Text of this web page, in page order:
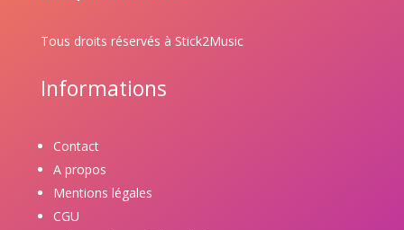
Tous droits réservés à Stick2Music
Informations
Contact
A propos
Mentions légales
CGU